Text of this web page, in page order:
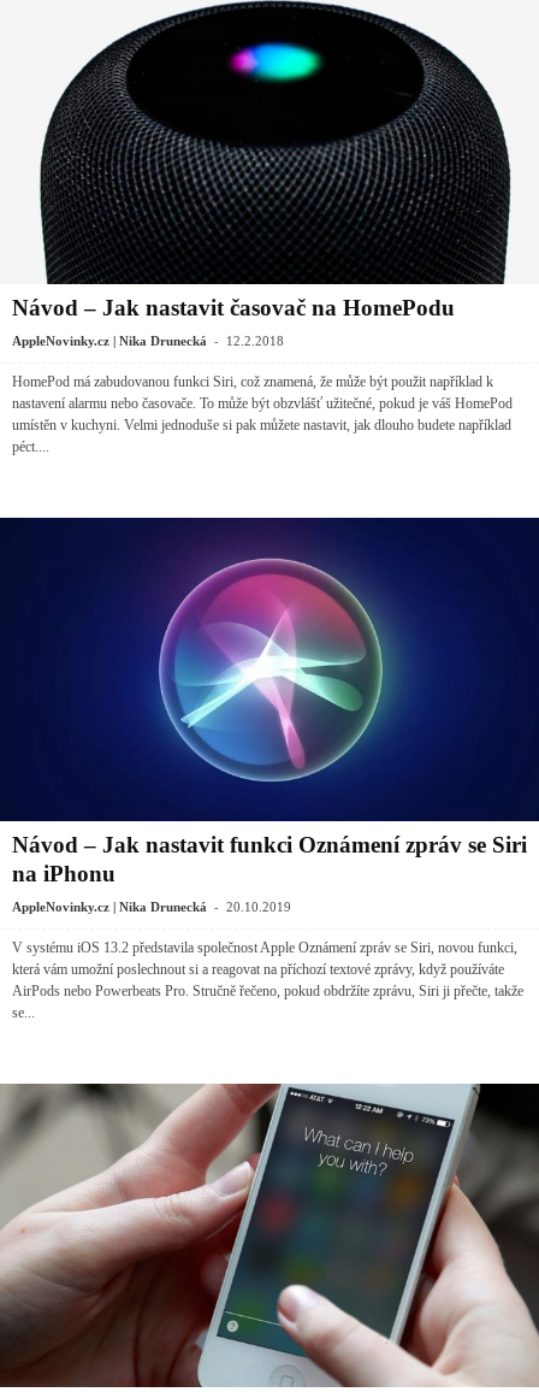
Návod – Jak nastavit časovač na HomePodu
AppleNovinky.cz | Nika Drunecká - 12.2.2018
HomePod má zabudovanou funkci Siri, což znamená, že může být použit například k
nastavení alarmu nebo časovače. To může být obzvlášť užitečné, pokud je váš HomePod
umístěn v kuchyni. Velmi jednoduše si pak můžete nastavit, jak dlouho budete například
péct....
Návod – Jak nastavit funkci Oznámení zpráv se Siri
na iPhonu
AppleNovinky.cz | Nika Drunecká - 20.10.2019
V systému iOS 13.2 představila společnost Apple Oznámení zpráv se Siri, novou funkci,
která vám umožní poslechnout si a reagovat na příchozí textové zprávy, když používáte
AirPods nebo Powerbeats Pro. Stručně řečeno, pokud obdržíte zprávu, ‌Siri‌ ji přečte, takže
se...